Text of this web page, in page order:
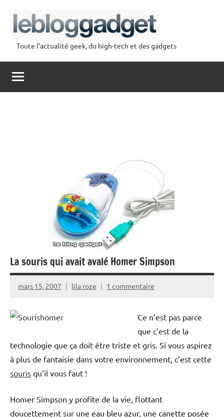
contenu
lebloggadget
Toute l'actualité geek, du high-tech et des gadgets
La souris qui avait avalé Homer Simpson
mars 15, 2007 lila roze 1 commentaire
Ce n’est pas parce
que c’est de la
technologie que ça doit être triste et gris. Si vous aspirez
à plus de fantaisie dans votre environnement, c’est cette
souris qu’il vous faut !
Homer Simpson y profite de la vie, flottant
doucettement sur une eau bleu azur, une canette posée